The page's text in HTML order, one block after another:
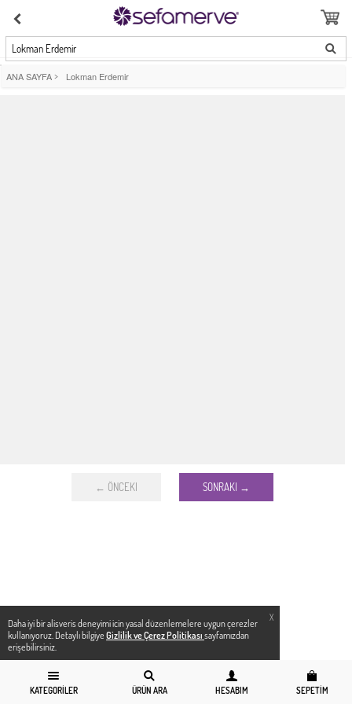
X
Daha iyi bir alisveris deneyimi icin yasal düzenlemelere uygun çerezler
kullanıyoruz. Detaylı bilgiye Gizlilik ve Çerez Politikası sayfamızdan
erişebilirsiniz.
Lokman Erdemir
KATEGORILER ÜRÜN ARA HESABIM SEPETIM
ANA SAYFA > Lokman Erdemir
← ÖNCEKI SONRAKI →